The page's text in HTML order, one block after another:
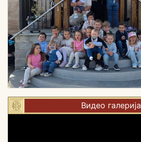
Видео галерија